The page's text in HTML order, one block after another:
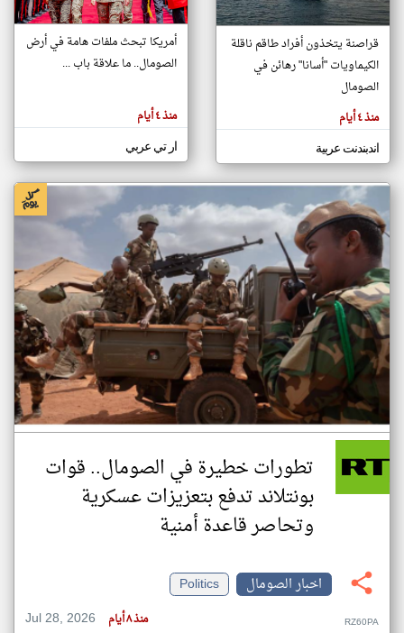
تغيير الدولة
اخبار الصومال على مدار الساعة
أهم اخبار الصومال العاجلة والمباشرة
المقالات
هنا عن
وجهة
كاتبيها.
قراصنة يتخذون أفراد طاقم ناقلة
الكيماويات "أسانا" رهائن في
الصومال
منذ ٤ أيام
اندبندنت عربية
أمريكا تبحث ملفات هامة في أرض
الصومال.. ما علاقة باب ...
منذ ٤ أيام
ار تي عربي
تطورات خطيرة في الصومال.. قوات
بونتلاند تدفع بتعزيزات عسكرية
وتحاصر قاعدة أمنية
اخبار الصومال
Politics
Jul 28, 2026
منذ ٨ أيام RZ60PA
klyoum.com